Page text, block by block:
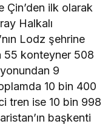
Çin’den ilk olarak
Halkalı
Lodz şehrine
55 konteyner 508
9
10 bin 400
tren ise 10 bin 998
başkenti